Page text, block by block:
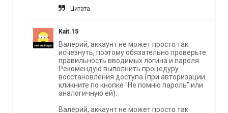
Цитата
Kait.15
Валерий, аккаунт не может просто так
исчезнуть, поэтому обязательно проверьте
правильность вводимых логина и пароля.
Рекомендую выполнить процедуру
восстановления доступа (при авторизации
кликните по кнопке "Не помню пароль" или
аналогичную ей).
Валерий, аккаунт не может просто так